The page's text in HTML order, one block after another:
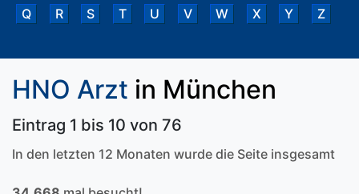
Q
R S T U V W X Y Z
HNO Arzt in München
Eintrag 1 bis 10 von 76
In den letzten 12 Monaten wurde die Seite insgesamt